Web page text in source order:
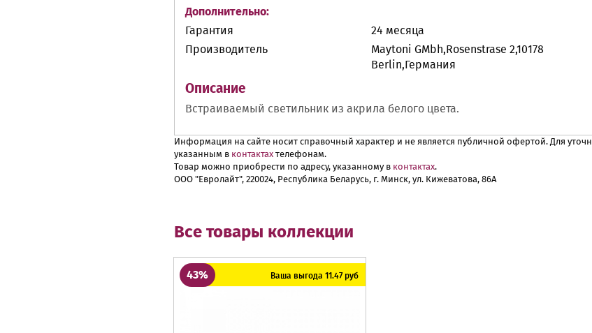
Дополнительно:
Гарантия
24 месяца
Производитель
Maytoni GMbh,Rosenstrase 2,10178
Berlin,Германия
Описание
Встраиваемый светильник из акрила белого цвета.
Информация на сайте носит справочный характер и не является публичной офертой. Для
указанным в контактах телефонам.
Товар можно приобрести по адресу, указанному в контактах.
ООО "Евролайт", 220024, Республика Беларусь, г. Минск, ул. Кижеватова, 86А
Все товары коллекции
43% Ваша выгода 11.47 руб